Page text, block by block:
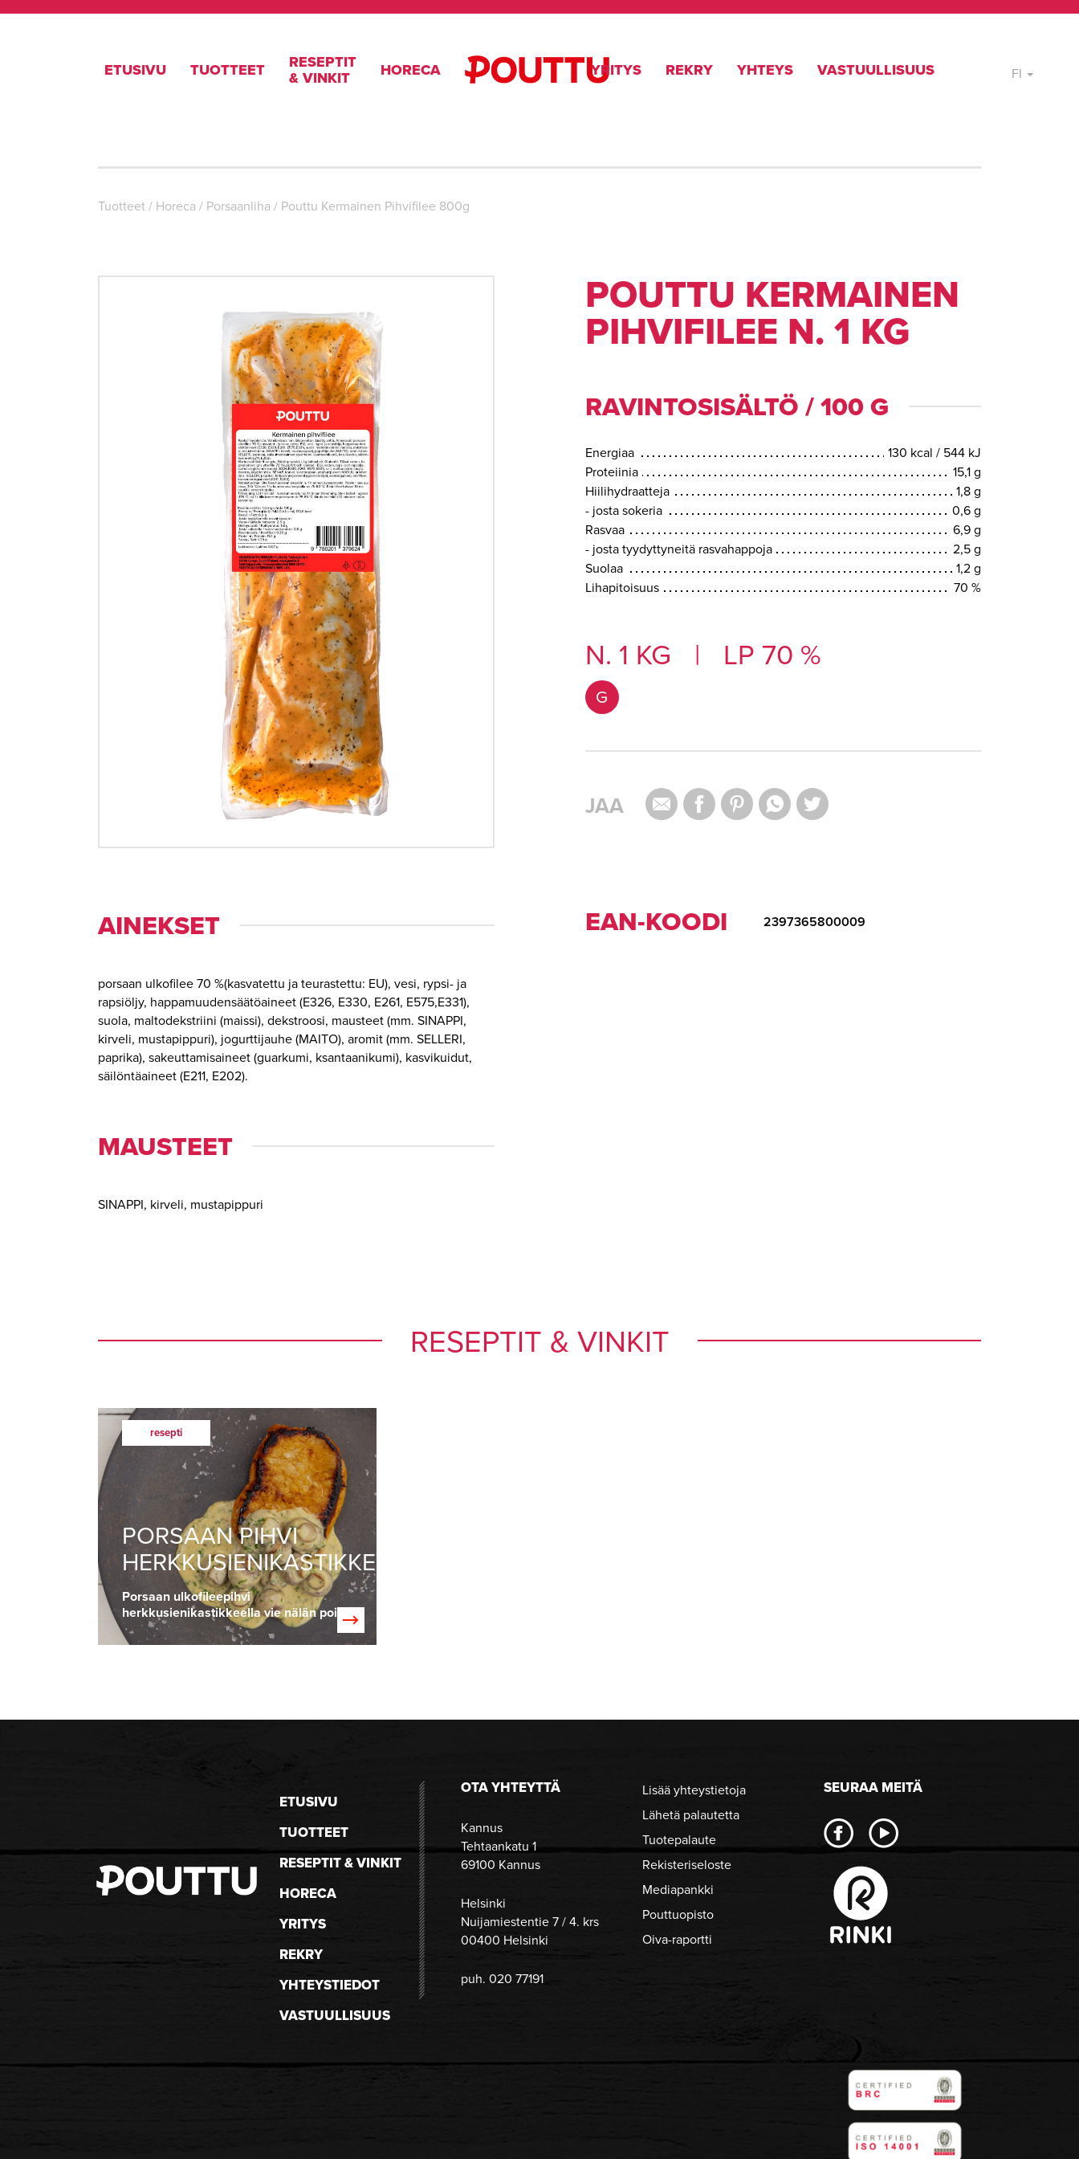
ETUSIVU TUOTTEET RESEPTIT
& VINKIT HORECA YRITYS REKRY YHTEYS VASTUULLISUUS FI
Tuotteet/ Horeca / Porsaanliha / Pouttu Kermainen Pihvifilee 800g
POUTTU KERMAINEN
PIHVIFILEE N. 1 KG
RAVINTOSISÄLTÖ / 100 G
Energiaa
130 kcal / 544 kJ
Proteiinia
15,1 g
Hiilihydraatteja
1,8 g
- josta sokeria
0,6 g
Rasvaa
6,9 g
- josta tyydyttyneitä rasvahappoja
2,5 g
Suolaa
1,2 g
Lihapitoisuus
70 %
N. 1 KG | LP 70 %
G
JAA
AINEKSET
porsaan ulkofilee 70 %(kasvatettu ja teurastettu: EU), vesi, rypsi- ja
rapsiöljy, happamuudensäätöaineet (E326, E330, E261, E575,E331),
suola, maltodekstriini (maissi), dekstroosi, mausteet (mm. SINAPPI,
kirveli, mustapippuri), jogurttijauhe (MAITO), aromit (mm. SELLERI,
paprika), sakeuttamisaineet (guarkumi, ksantaanikumi), kasvikuidut,
säilöntäaineet (E211, E202).
MAUSTEET
SINAPPI, kirveli, mustapippuri
EAN-KOODI 2397365800009
RESEPTIT & VINKIT
resepti
PORSAAN PIHVI
HERKKUSIENIKASTIKKEELLA
Porsaan ulkofileepihvi
herkkusienikastikkeella vie nälän pois!
ETUSIVU
TUOTTEET
RESEPTIT & VINKIT
HORECA
YRITYS
REKRY
YHTEYSTIEDOT
VASTUULLISUUS
OTA YHTEYTTÄ
Kannus
Tehtaankatu 1
69100 Kannus
Helsinki
Nuijamiestentie 7 / 4. krs
00400 Helsinki
puh. 020 77191
Lisää yhteystietoja
Lähetä palautetta
Tuotepalaute
Rekisteriseloste
Mediapankki
Pouttuopisto
Oiva-raportti
SEURAA MEITÄ